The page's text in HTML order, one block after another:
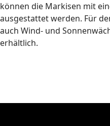
können die Markisen mit
ausgestattet werden. Für
auch Wind- und
erhältlich.